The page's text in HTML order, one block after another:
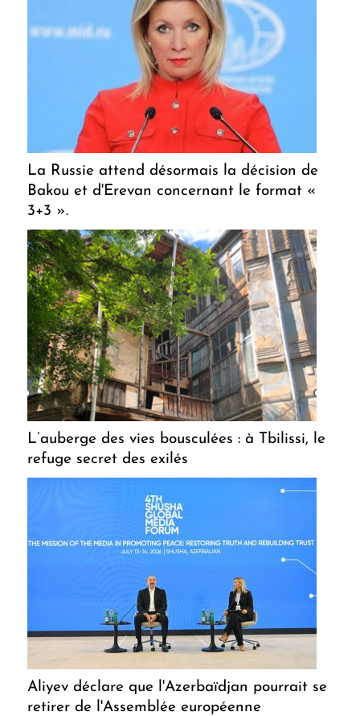
La Russie attend désormais la décision de
Bakou et d'Erevan concernant le format «
3+3 ».
L’auberge des vies bousculées : à Tbilissi, le
refuge secret des exilés
Aliyev déclare que l'Azerbaïdjan pourrait se
retirer de l'Assemblée européenne